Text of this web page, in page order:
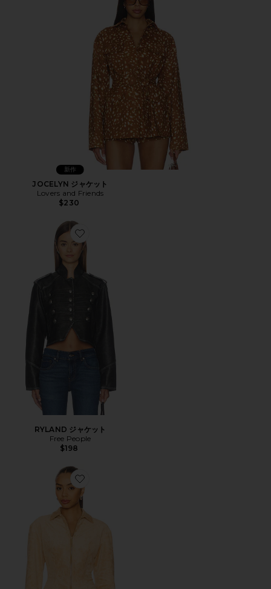
新作
JOCELYN ジャケット
Lovers and Friends
$230
Favorite RYLAND ジャケット
RYLAND ジャケット
Free People
$198
Favorite GRACE ジャケット